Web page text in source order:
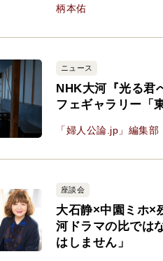
柄本佑
ニュース
NHK大河『光る君
フェギャラリー「
「婦人公論.jp」編集部
座談会
大石静×中園ミホ×
河ドラマの比では
はしません」